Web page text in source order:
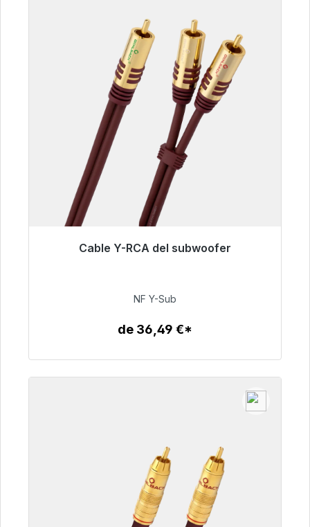
Cable Y-RCA del subwoofer
Listo para envío inmediato, plazo de entrega
50,99 €
NF Y-Sub
de 36,49 €*